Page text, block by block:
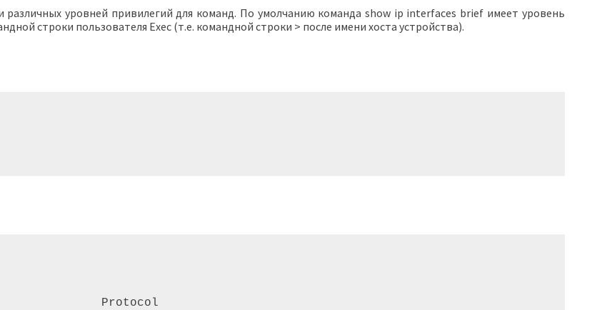
уровней привилегий для команд. По умолчанию команда show ip interfaces brief имеет уровень
строки пользователя Exec (т.е. командной строки > после имени хоста устройства).
Protocol